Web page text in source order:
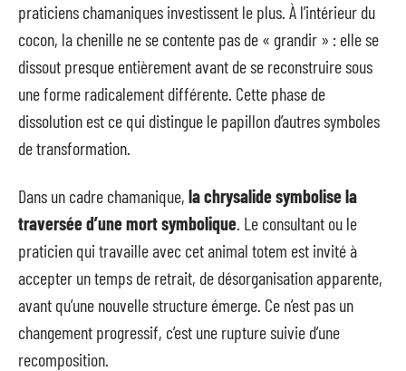
praticiens chamaniques investissent le plus. À l’intérieur du
cocon, la chenille ne se contente pas de « grandir » : elle se
dissout presque entièrement avant de se reconstruire sous
une forme radicalement différente. Cette phase de
dissolution est ce qui distingue le papillon d’autres symboles
de transformation.
Dans un cadre chamanique, la chrysalide symbolise la
traversée d’une mort symbolique . Le consultant ou le
praticien qui travaille avec cet animal totem est invité à
accepter un temps de retrait, de désorganisation apparente,
avant qu’une nouvelle structure émerge. Ce n’est pas un
changement progressif, c’est une rupture suivie d’une
recomposition.